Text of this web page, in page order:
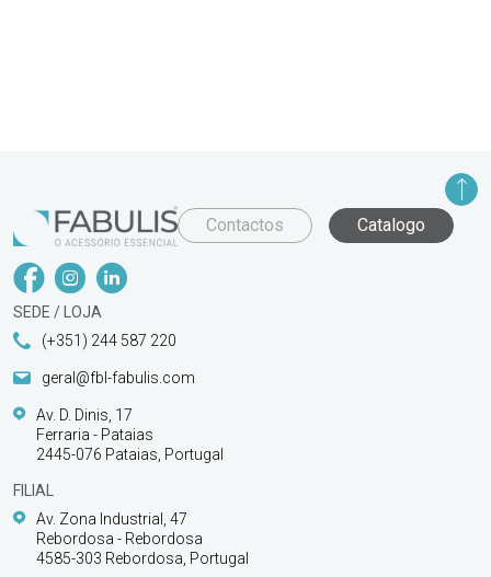
Contactos Catalogo
SEDE / LOJA
(+351) 244 587 220
geral@fbl-fabulis.com
Av. D. Dinis, 17
Ferraria - Pataias
2445-076 Pataias, Portugal
FILIAL
Av. Zona Industrial, 47
Rebordosa - Rebordosa
4585-303 Rebordosa, Portugal